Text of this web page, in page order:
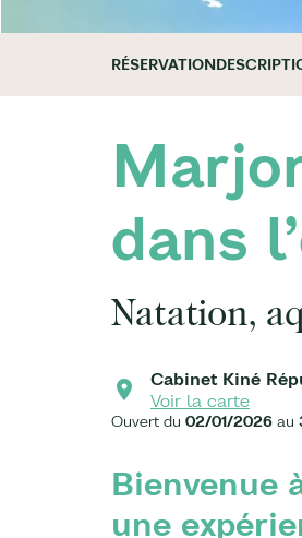
RÉSERVATION
dans
Natation,
Cabinet Kiné
Voir la carte
Ouvert du 02/01/2026 au
Bienvenue
une